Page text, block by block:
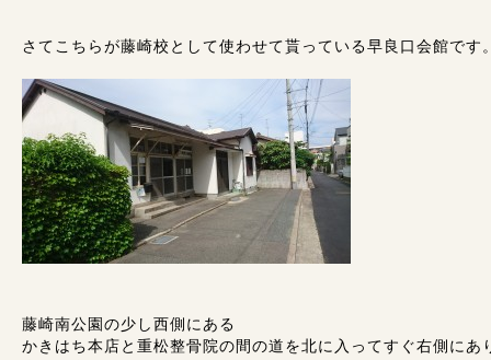
さてこちらが藤崎校として使わせて貰っている早良口会館です
藤崎南公園の少し西側にある
かきはち本店と重松整骨院の間の道を北に入ってすぐ右側にあ